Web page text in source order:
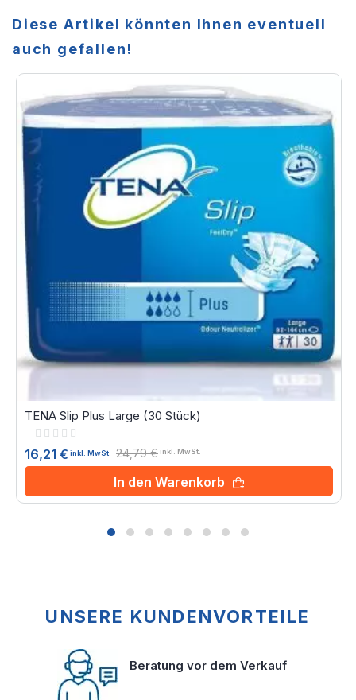
Diese Artikel könnten Ihnen eventuell
auch gefallen!
TENA Slip Plus Large (30 Stück)
Rating:
16,21 € inkl. MwSt. 24,79 €inkl. MwSt.
In den Warenkorb
UNSERE KUNDENVORTEILE
Beratung vor dem Verkauf